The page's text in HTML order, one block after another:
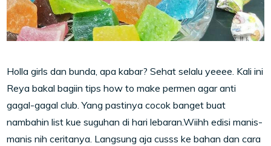
Holla girls dan bunda, apa kabar? Sehat selalu yeeee. Kali ini
Reya bakal bagiin tips how to make permen agar anti
gagal-gagal club. Yang pastinya cocok banget buat
nambahin list kue suguhan di hari lebaran.Wiihh edisi manis-
manis nih ceritanya. Langsung aja cusss ke bahan dan cara